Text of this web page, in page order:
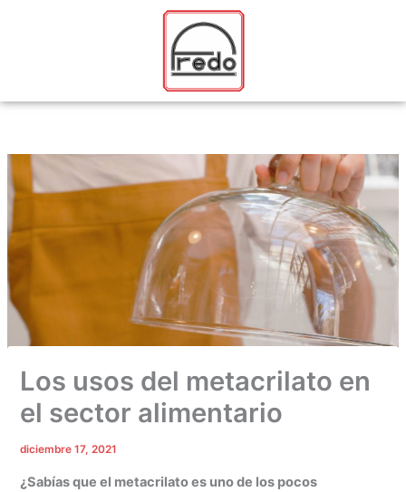
Los usos del metacrilato en
el sector alimentario
diciembre 17, 2021
¿Sabías que el metacrilato es uno de los pocos